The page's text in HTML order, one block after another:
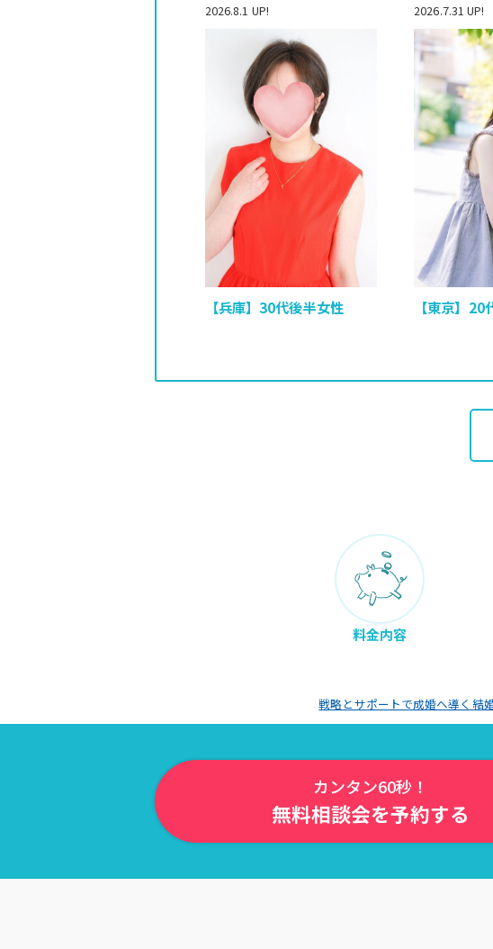
2026.8.1 UP!
【兵庫】30代後半女性
2026.7.31 UP!
【東京】20
料金内容
戦略とサポートで成婚へ導く結
カンタン60秒！
無料相談会を予約する